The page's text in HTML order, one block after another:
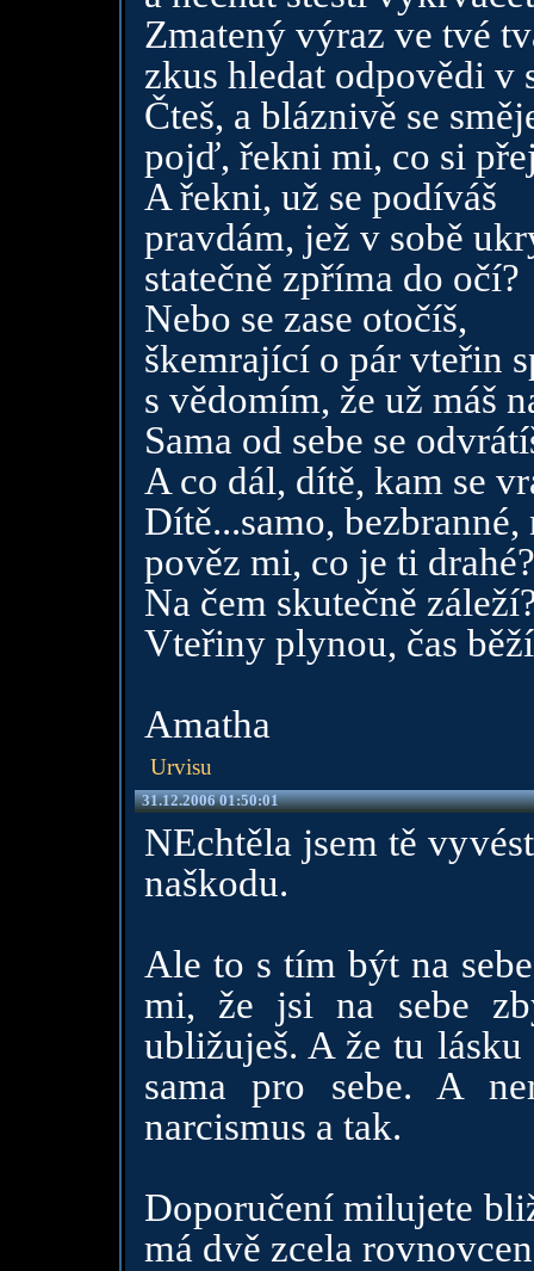
Zmatený výraz ve tvé
zkus hledat odpovědi
Čteš, a bláznivě se
pojď, řekni mi, co si
A řekni, už se podíváš
pravdám, jež v sobě
statečně zpříma do očí?
Nebo se zase otočíš,
škemrající o pár vteřin
s vědomím, že už máš
Sama od sebe se
A co dál, dítě, kam se
Dítě...samo, bezbranné,
pověz mi, co je ti drahé?
Na čem skutečně
Vteřiny plynou, čas
Amatha
Urvisu
31.12.2006 01:50:01
NEchtěla jsem tě
naškodu.
Ale to s tím být na
mi, že jsi na sebe
ubližuješ. A že tu
sama pro sebe. A
narcismus a tak.
Doporučení milujete
má dvě zcela